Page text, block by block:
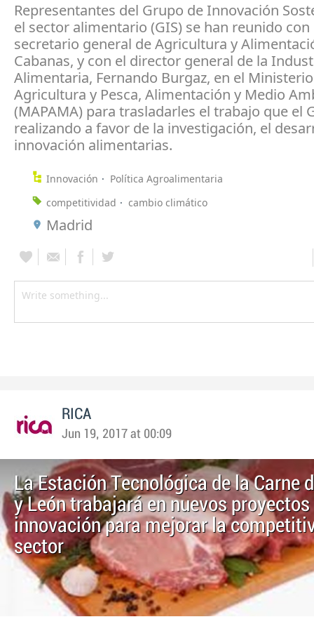
Representantes del Grupo de Innovación
el sector alimentario (GIS) se han reunido con
secretario general de Agricultura y
Cabanas, y con el director general de la
Alimentaria, Fernando Burgaz, en el
Agricultura y Pesca, Alimentación y Medio
(MAPAMA) para trasladarles el trabajo que el
realizando a favor de la investigación, el
innovación alimentarias.
Innovación
Política Agroalimentaria
competitividad
cambio climático
Madrid
RICA
Jun 19, 2017 at 00:09
La Estación Tecnológica de la Carne
y León trabajará en nuevos proyectos
innovación para mejorar la
sector